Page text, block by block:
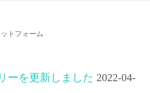
トフォーム
ーを更新しました 2022-04-